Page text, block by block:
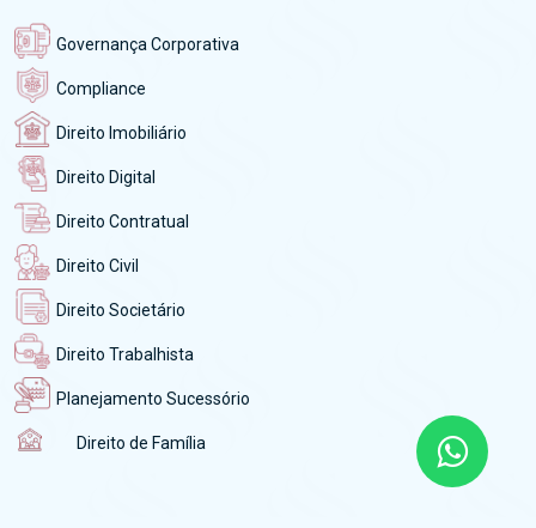
Governança Corporativa
Compliance
Direito Imobiliário
Direito Digital
Direito Contratual
Direito Civil
Direito Societário
Direito Trabalhista
Planejamento Sucessório
Direito de Família